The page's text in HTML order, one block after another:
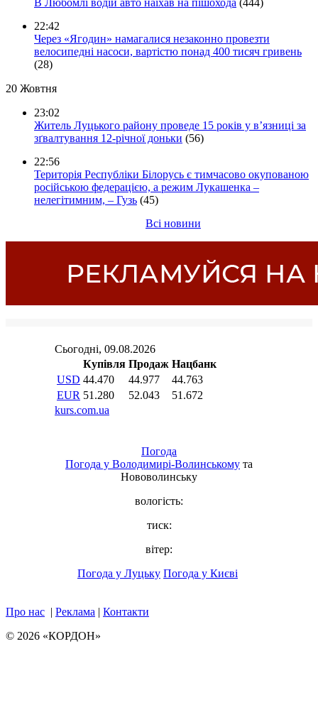
В Любомлі водій авто наїхав на пішохода (444)
22:42
Через «Ягодин» намагалися незаконно провезти
велосипедні насоси, вартістю понад 400 тисяч гривень
(28)
20 Жовтня
23:02
Житель Луцького району проведе 15 років у в’язниці за
зґвалтування 12-річної доньки (56)
22:56
Територія Республіки Білорусь є тимчасово окупованою
російською федерацією, а режим Лукашенка –
нелегітимним, – Гузь (45)
Всі новини
Погода
Погода у Володимирі-Волинському та
Нововолинську
вологість:
тиск:
вітер:
Погода у Луцьку Погода у Києві
Про нас | Реклама | Контакти
© 2026 «КОРДОН»